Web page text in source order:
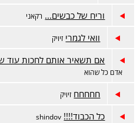
וריח של כבשים... רקאני
וואי לגמרי זיויק
אם תשאיר אותם לחכות עוד
אדם כל שהוא
חחחחח זיויק
כל הכבוד!!!! shindov